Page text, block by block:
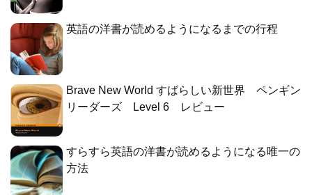
英語の洋書が読めるようになるまでの行程
Brave New World すばらしい新世界 ペンギン
リーダーズ Level 6 レビュー
すらすら英語の洋書が読めるようになる唯一の
方法